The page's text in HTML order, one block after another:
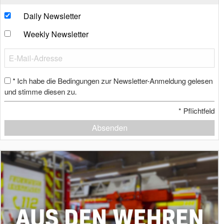
Daily Newsletter
Weekly Newsletter
* Ich habe die Bedingungen zur Newsletter-Anmeldung gelesen
und stimme diesen zu.
* Pflichtfeld
Absenden